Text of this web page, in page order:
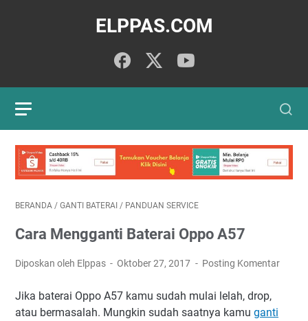
ELPPAS.COM
BERANDA / GANTI BATERAI / PANDUAN SERVICE
Cara Mengganti Baterai Oppo A57
Diposkan oleh Elppas Oktober 27, 2017 Posting Komentar
Jika baterai Oppo A57 kamu sudah mulai lelah, drop,
atau bermasalah. Mungkin sudah saatnya kamu ganti